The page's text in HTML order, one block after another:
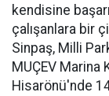
kendisine
çalışanlara bir
Sinpaş, Milli
MUÇEV Marina
Hisarönü'nde